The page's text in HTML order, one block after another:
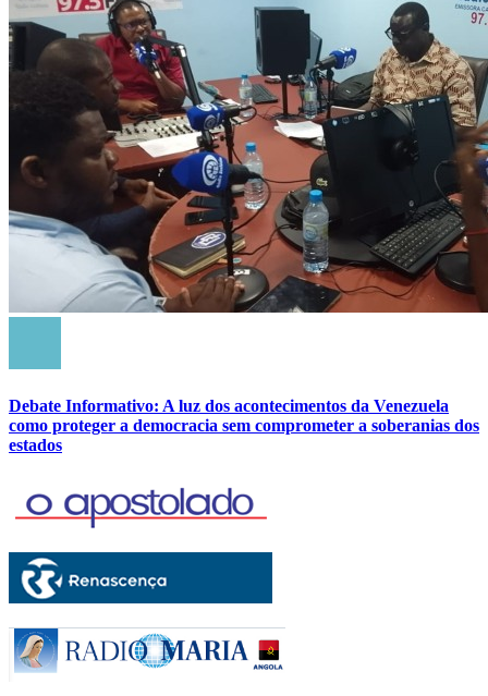
Debate Informativo: A luz dos acontecimentos da Venezuela
como proteger a democracia sem comprometer a soberanias dos
estados